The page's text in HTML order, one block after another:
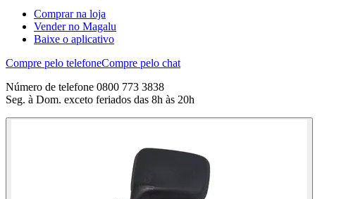
Comprar na loja
Vender no Magalu
Baixe o aplicativo
Compre pelo telefoneCompre pelo chat
Número de telefone 0800 773 3838
Seg. à Dom. exceto feriados das 8h às 20h